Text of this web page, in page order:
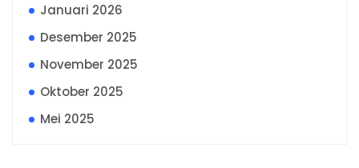
Januari 2026
Desember 2025
November 2025
Oktober 2025
Mei 2025